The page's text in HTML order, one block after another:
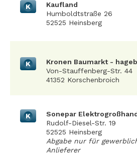
K
Kaufland
Humboldtstraße 26
52525 Heinsberg
K
Kronen Baumarkt -
Von-Stauffenberg-Str. 44
41352 Korschenbroich
K
Sonepar
Rudolf-Diesel-Str. 19
52525 Heinsberg
Abgabe nur für
Anlieferer